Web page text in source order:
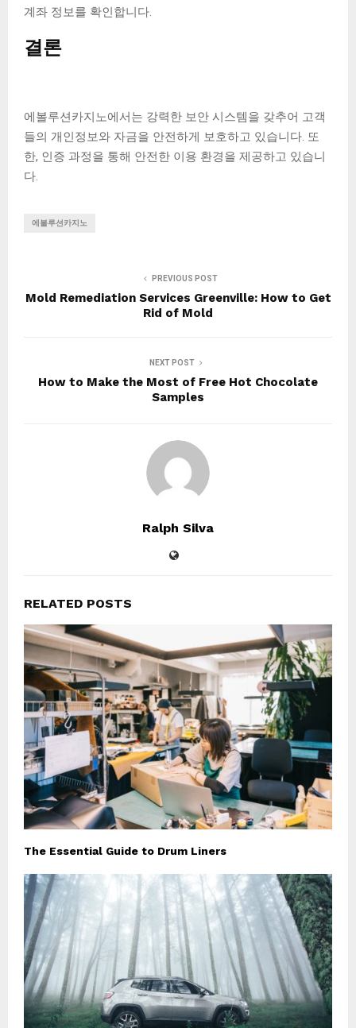
계좌 정보를 확인합니다.
결론
에볼루션카지노에서는 강력한 보안 시스템을 갖추어 고객
들의 개인정보와 자금을 안전하게 보호하고 있습니다. 또
한, 인증 과정을 통해 안전한 이용 환경을 제공하고 있습니
다.
에볼루션카지노
PREVIOUS POST
Mold Remediation Services Greenville: How to Get
Rid of Mold
NEXT POST
How to Make the Most of Free Hot Chocolate
Samples
Ralph Silva
RELATED POSTS
The Essential Guide to Drum Liners